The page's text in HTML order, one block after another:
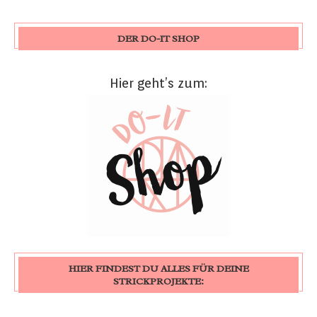
DER DO-IT SHOP
Hier geht’s zum:
HIER FINDEST DU ALLES FÜR DEINE
STRICKPROJEKTE: